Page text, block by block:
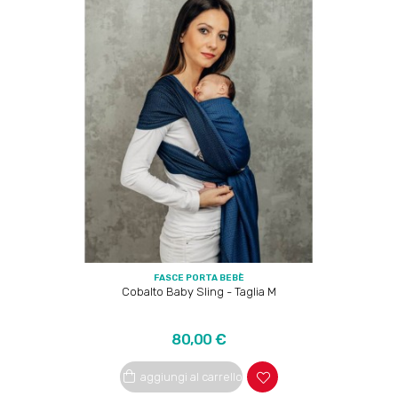
FASCE PORTA BEBÈ
Cobalto Baby Sling - Taglia M
Prezzo
80,00 €
aggiungi al carrello